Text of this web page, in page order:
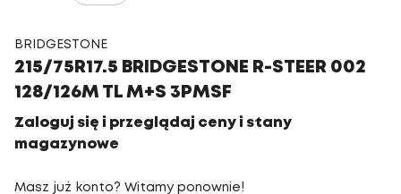
BRIDGESTONE
215/75R17.5 BRIDGESTONE R-STEER 002
128/126M TL M+S 3PMSF
Zaloguj się i przeglądaj ceny i stany
magazynowe
Masz już konto? Witamy ponownie!